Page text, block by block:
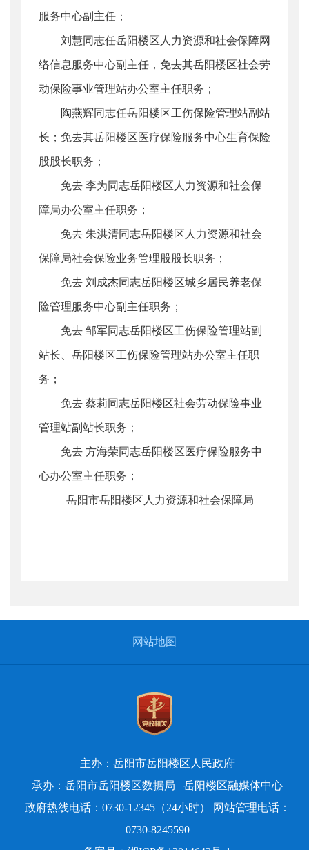
服务中心副主任；
刘慧同志任岳阳楼区人力资源和社会保障网
络信息服务中心副主任，免去其岳阳楼区社会劳
动保险事业管理站办公室主任职务；
陶燕辉同志任岳阳楼区工伤保险管理站副站
长；免去其岳阳楼区医疗保险服务中心生育保险
股股长职务；
免去 李为同志岳阳楼区人力资源和社会保
障局办公室主任职务；
免去 朱洪清同志岳阳楼区人力资源和社会
保障局社会保险业务管理股股长职务；
免去 刘成杰同志岳阳楼区城乡居民养老保
险管理服务中心副主任职务；
免去 邹军同志岳阳楼区工伤保险管理站副
站长、岳阳楼区工伤保险管理站办公室主任职
务；
免去 蔡莉同志岳阳楼区社会劳动保险事业
管理站副站长职务；
免去 方海荣同志岳阳楼区医疗保险服务中
心办公室主任职务；
岳阳市岳阳楼区人力资源和社会保障局
网站地图
主办：岳阳市岳阳楼区人民政府
承办：岳阳市岳阳楼区数据局
岳阳楼区融媒体中心
政府热线电话：0730-12345（24小时） 网站管理电话：
0730-8245590